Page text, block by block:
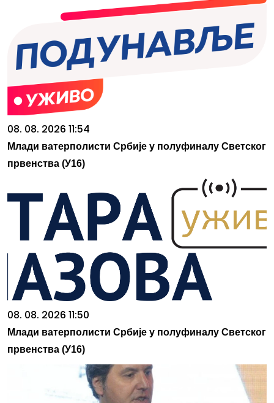
08. 08. 2026 11:54
Млади ватерполисти Србије у полуфиналу Светског
првенства (У16)
08. 08. 2026 11:50
Млади ватерполисти Србије у полуфиналу Светског
првенства (У16)